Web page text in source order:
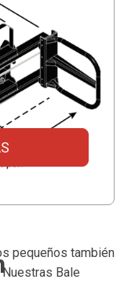
grandes
pequeños también
Bale